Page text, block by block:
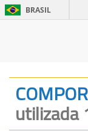
BRASIL
utilizada